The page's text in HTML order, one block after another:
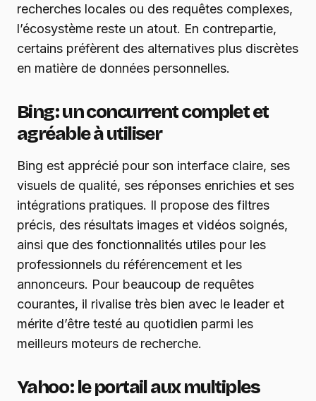
recherches locales ou des requêtes complexes,
l’écosystème reste un atout. En contrepartie,
certains préfèrent des alternatives plus discrètes
en matière de données personnelles.
Bing : un concurrent complet et
agréable à utiliser
Bing est apprécié pour son interface claire, ses
visuels de qualité, ses réponses enrichies et ses
intégrations pratiques. Il propose des filtres
précis, des résultats images et vidéos soignés,
ainsi que des fonctionnalités utiles pour les
professionnels du référencement et les
annonceurs. Pour beaucoup de requêtes
courantes, il rivalise très bien avec le leader et
mérite d’être testé au quotidien parmi les
meilleurs moteurs de recherche.
Yahoo : le portail aux multiples